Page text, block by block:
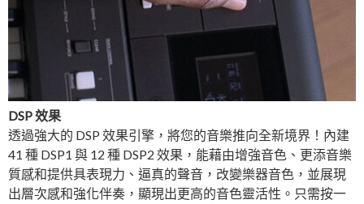
DSP 效果
透過強大的 DSP 效果引擎，將您的音樂推向全新境界！內建
41 種 DSP1 與 12 種 DSP2 效果，能藉由增強音色、更添音樂
質感和提供具表現力、逼真的聲音，改變樂器音色，並展現
出層次感和強化伴奏，顯現出更高的音色靈活性。只需按一